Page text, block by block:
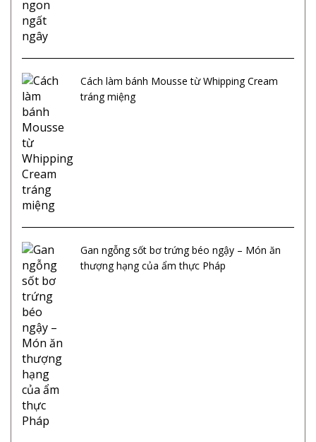
Cách làm bánh Mousse từ Whipping Cream
tráng miệng
Gan ngỗng sốt bơ trứng béo ngậy – Món ăn
thượng hạng của ẩm thực Pháp